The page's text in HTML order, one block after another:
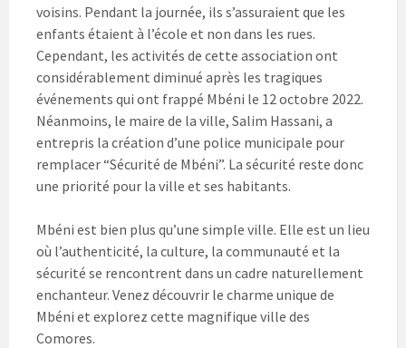
voisins. Pendant la journée, ils s’assuraient que les
enfants étaient à l’école et non dans les rues.
Cependant, les activités de cette association ont
considérablement diminué après les tragiques
événements qui ont frappé Mbéni le 12 octobre 2022.
Néanmoins, le maire de la ville, Salim Hassani, a
entrepris la création d’une police municipale pour
remplacer “Sécurité de Mbéni”. La sécurité reste donc
une priorité pour la ville et ses habitants.
Mbéni est bien plus qu’une simple ville. Elle est un lieu
où l’authenticité, la culture, la communauté et la
sécurité se rencontrent dans un cadre naturellement
enchanteur. Venez découvrir le charme unique de
Mbéni et explorez cette magnifique ville des
Comores.